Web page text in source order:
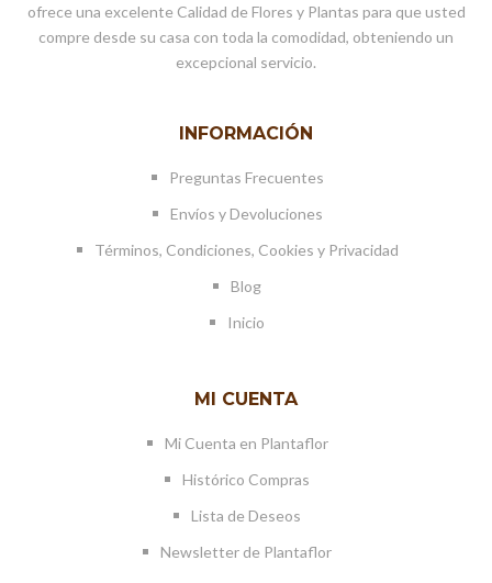
ofrece una excelente Calidad de Flores y Plantas para que usted
compre desde su casa con toda la comodidad, obteniendo un
excepcional servicio.
INFORMACIÓN
Preguntas Frecuentes
Envíos y Devoluciones
Términos, Condiciones, Cookies y Privacidad
Blog
Inicio
MI CUENTA
Mi Cuenta en Plantaflor
Histórico Compras
Lista de Deseos
Newsletter de Plantaflor